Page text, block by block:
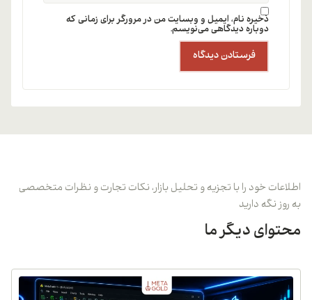
ذخیره نام، ایمیل و وبسایت من در مرورگر برای زمانی که
دوباره دیدگاهی می‌نویسم.
اطلاعات خود را با تجزیه و تحلیل بازار، نکات تجارت و نظرات متخصصی
به روز نگه دارید
محتوای دیگر ما